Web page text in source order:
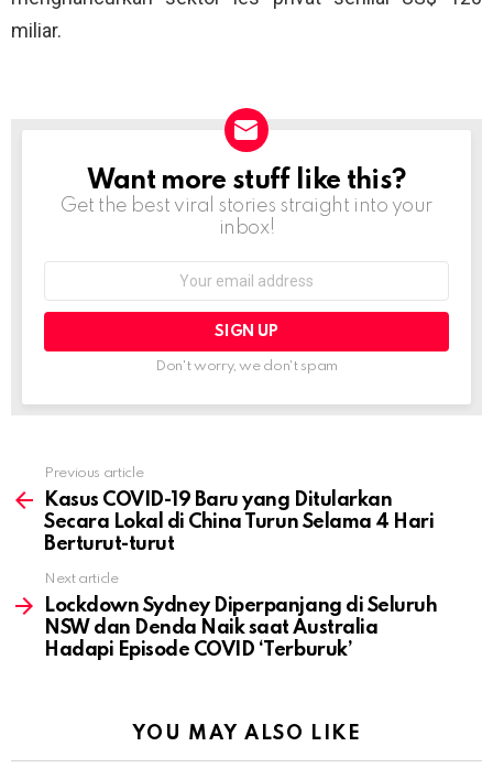
miliar.
NEWSLETTER
Want more stuff like this?
Get the best viral stories straight into your
inbox!
Don't worry, we don't spam
more
Previous article
Kasus COVID-19 Baru yang Ditularkan
Secara Lokal di China Turun Selama 4 Hari
Berturut-turut
Next article
Lockdown Sydney Diperpanjang di Seluruh
NSW dan Denda Naik saat Australia
Hadapi Episode COVID ‘Terburuk’
YOU MAY ALSO LIKE